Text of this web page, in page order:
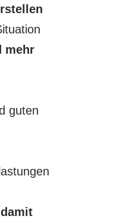
mehr
guten